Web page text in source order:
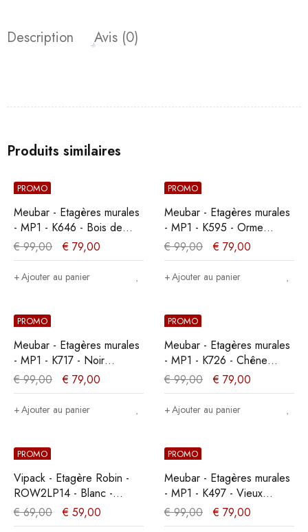
Description Avis (0)
Produits similaires
PROMO
Meubar - Etagères murales
- MP1 - K646 - Bois de
marine foncé/Gris -
100x26x18cm
€99,00 € 79,00
Ajouter au panier
PROMO
Meubar - Etagères murales
- MP1 - K595 - Orme
Naturel - 100x26x18cm
€99,00 € 79,00
Ajouter au panier
PROMO
Meubar - Etagères murales
- MP1 - K717 - Noir
élégant/Vieux teck -
100x26x18cm
€99,00 € 79,00
Ajouter au panier
PROMO
Meubar - Etagères murales
- MP1 - K726 - Chêne
élégant/Noir élégant -
100x26x18cm
€99,00 € 79,00
Ajouter au panier
PROMO
Vipack - Etagère Robin -
ROW2LP14 - Blanc -
51,6x1,8xcm
€69,00 € 59,00
PROMO
Meubar - Etagères murales
- MP1 - K497 - Vieux
chêne/imitation acier -
100x26x17cm
€99,00 € 79,00